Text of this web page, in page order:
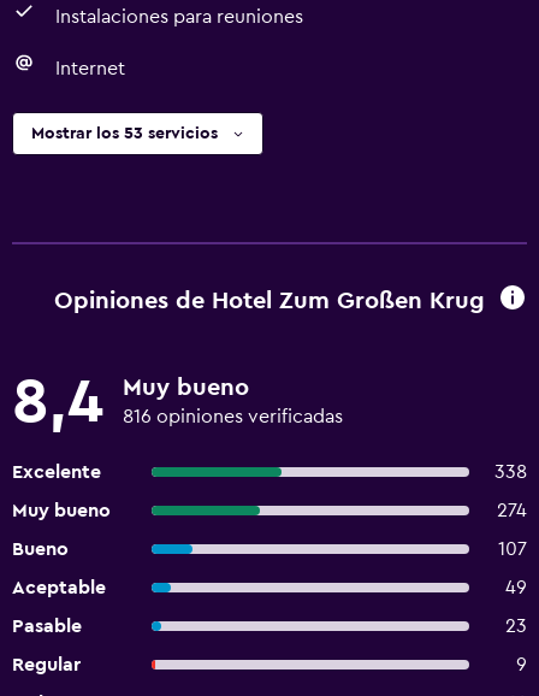
Instalaciones para reuniones
Internet
Mostrar los 53 servicios
Opiniones de Hotel Zum Großen Krug
8,4 Muy bueno
816 opiniones verificadas
Excelente
338
Muy bueno
274
Bueno
107
Aceptable
49
Pasable
23
Regular
9